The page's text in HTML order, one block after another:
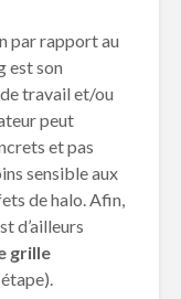
par rapport au
est son
travail et/ou
peut
et pas
sensible aux
de halo. Afin,
d’ailleurs
grille